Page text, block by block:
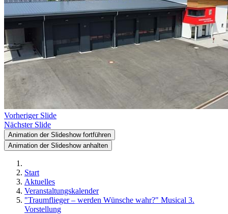
Vorheriger Slide
Nächster Slide
Animation der Slideshow fortführen
Animation der Slideshow anhalten
Start
Aktuelles
Veranstaltungskalender
"Traumflieger – werden Wünsche wahr?" Musical 3.
Vorstellung